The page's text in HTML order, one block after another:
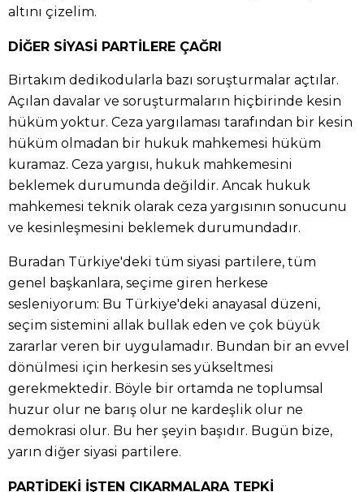
altını çizelim.
DİĞER SİYASİ PARTİLERE ÇAĞRI
Birtakım dedikodularla bazı soruşturmalar açtılar.
Açılan davalar ve soruşturmaların hiçbirinde kesin
hüküm yoktur. Ceza yargılaması tarafından bir kesin
hüküm olmadan bir hukuk mahkemesi hüküm
kuramaz. Ceza yargısı, hukuk mahkemesini
beklemek durumunda değildir. Ancak hukuk
mahkemesi teknik olarak ceza yargısının sonucunu
ve kesinleşmesini beklemek durumundadır.
Buradan Türkiye'deki tüm siyasi partilere, tüm
genel başkanlara, seçime giren herkese
sesleniyorum: Bu Türkiye'deki anayasal düzeni,
seçim sistemini allak bullak eden ve çok büyük
zararlar veren bir uygulamadır. Bundan bir an evvel
dönülmesi için herkesin ses yükseltmesi
gerekmektedir. Böyle bir ortamda ne toplumsal
huzur olur ne barış olur ne kardeşlik olur ne
demokrasi olur. Bu her şeyin başıdır. Bugün bize,
yarın diğer siyasi partilere.
PARTİDEKİ İŞTEN ÇIKARMALARA TEPKİ